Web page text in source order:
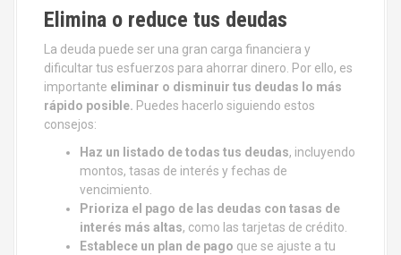
Elimina o reduce tus deudas
La deuda puede ser una gran carga financiera y
dificultar tus esfuerzos para ahorrar dinero. Por ello, es
importante eliminar o disminuir tus deudas lo más
rápido posible. Puedes hacerlo siguiendo estos
consejos:
Haz un listado de todas tus deudas, incluyendo
montos, tasas de interés y fechas de
vencimiento.
Prioriza el pago de las deudas con tasas de
interés más altas, como las tarjetas de crédito.
Establece un plan de pago que se ajuste a tu